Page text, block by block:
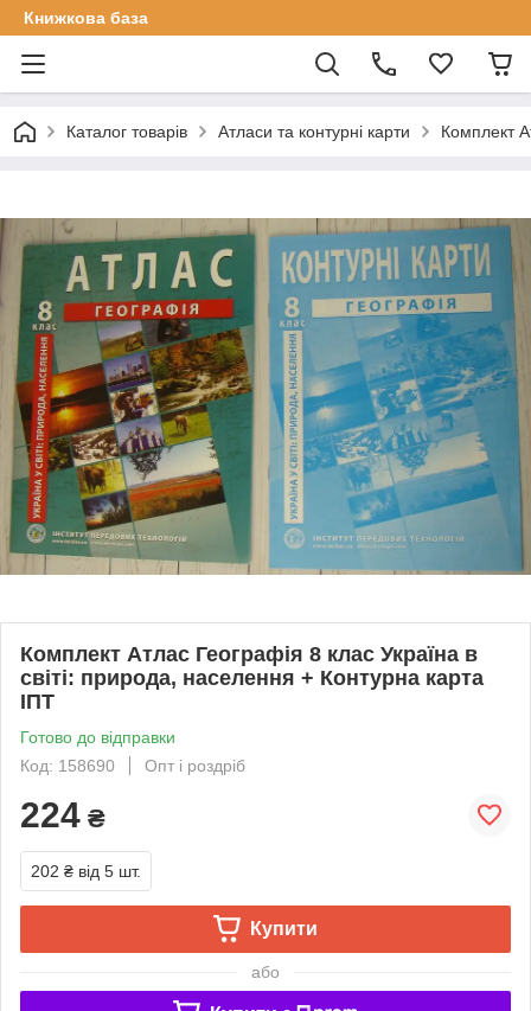
Книжкова база
Каталог товарів Атласи та контурні карти Комплект
Комплект Атлас Географія 8 клас Україна в
світі: природа, населення + Контурна карта
ІПТ
Готово до відправки
Код: 158690
Опт і роздріб
224 ₴
202 ₴ від 5 шт.
Купити
або